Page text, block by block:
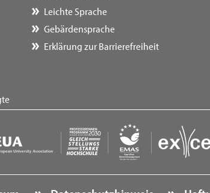
Leichte Sprache
Gebärdensprache
Erklärung zur Barrierefreiheit